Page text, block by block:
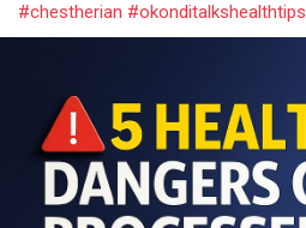
#chestherian #okonditalkshealthtips